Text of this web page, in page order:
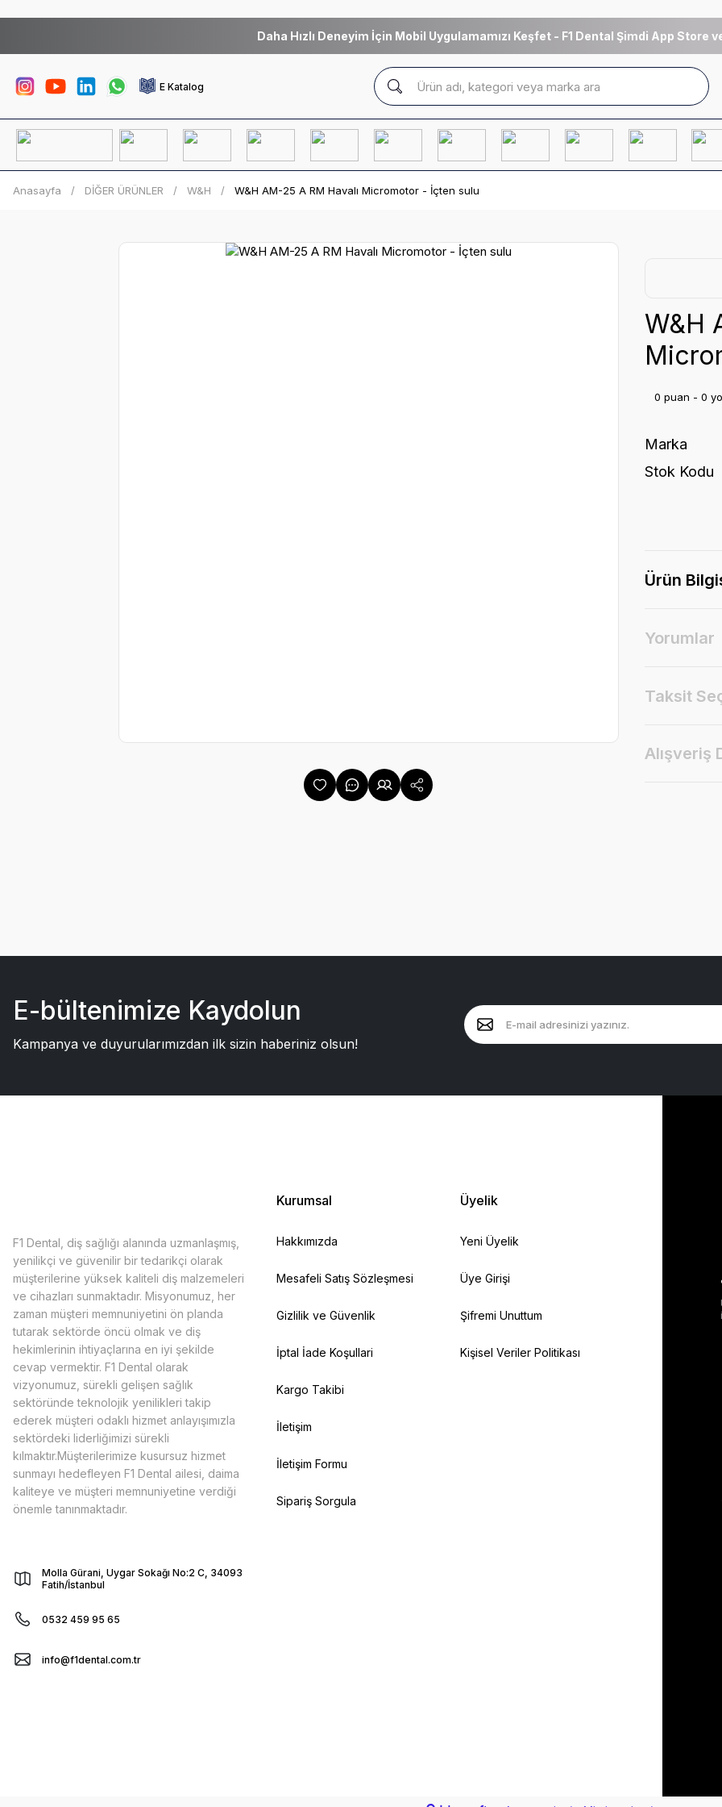
Daha Hızlı Deneyim İçin Mobil Uygulamamızı Keşfet - F1 Dental Şimdi App Store
E Katalog
Anasayfa DİĞER ÜRÜNLER W&H W&H AM-25 A RM Havalı Micromotor - İçten sulu
W&H
0 puan - 0
Marka
Stok Kodu
Ürün
Yorumlar
Taksit
Alışveriş
E-bültenimize Kaydolun
Kampanya ve duyurularımızdan ilk sizin haberiniz olsun!
F1 Dental, diş sağlığı alanında uzmanlaşmış,
yenilikçi ve güvenilir bir tedarikçi olarak
müşterilerine yüksek kaliteli diş malzemeleri
ve cihazları sunmaktadır. Misyonumuz, her
zaman müşteri memnuniyetini ön planda
tutarak sektörde öncü olmak ve diş
hekimlerinin ihtiyaçlarına en iyi şekilde
cevap vermektir. F1 Dental olarak
vizyonumuz, sürekli gelişen sağlık
sektöründe teknolojik yenilikleri takip
ederek müşteri odaklı hizmet anlayışımızla
sektördeki liderliğimizi sürekli
kılmaktır.Müşterilerimize kusursuz hizmet
sunmayı hedefleyen F1 Dental ailesi, daima
kaliteye ve müşteri memnuniyetine verdiği
önemle tanınmaktadır.
Molla Gürani, Uygar Sokağı No:2 C, 34093
Fatih/İstanbul
0532 459 95 65
info@f1dental.com.tr
Kurumsal
Hakkımızda
Mesafeli Satış Sözleşmesi
Gizlilik ve Güvenlik
İptal İade Koşullari
Kargo Takibi
İletişim
İletişim Formu
Sipariş Sorgula
Üyelik
Yeni Üyelik
Üye Girişi
Şifremi Unuttum
Kişisel Veriler Politikası